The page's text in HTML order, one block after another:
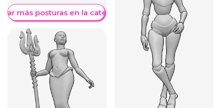
más posturas en la categoría